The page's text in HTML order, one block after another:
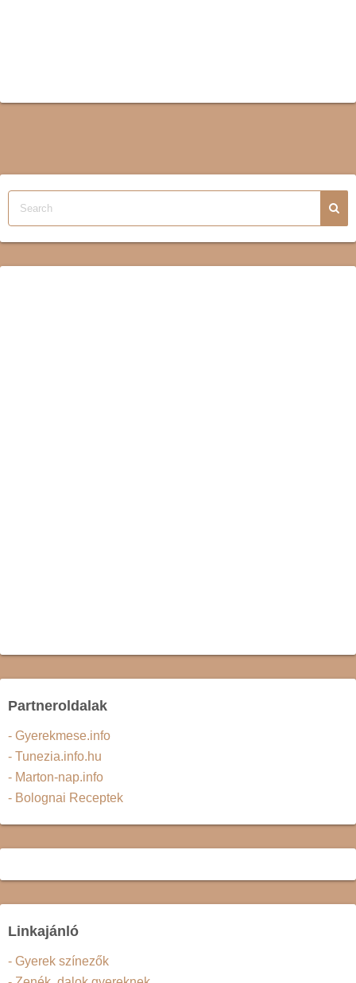
Partneroldalak
- Gyerekmese.info
- Tunezia.info.hu
- Marton-nap.info
- Bolognai Receptek
Linkajánló
- Gyerek színezők